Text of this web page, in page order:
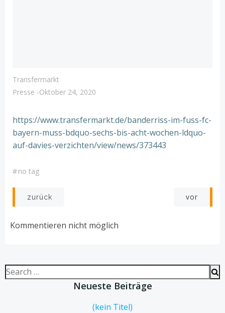
Transfermarkt
Presse -Oktober 24, 2020
https://www.transfermarkt.de/banderriss-im-fuss-fc-
bayern-muss-bdquo-sechs-bis-acht-wochen-ldquo-
auf-davies-verzichten/view/news/373443
#no tag
Post
navigation
zurück
navigation
vor
Kommentieren nicht möglich
Search
for:
Neueste Beiträge
(kein Titel)